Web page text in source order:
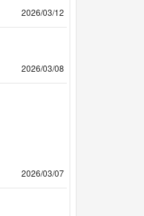
2026/03/12
2026/03/08
2026/03/07